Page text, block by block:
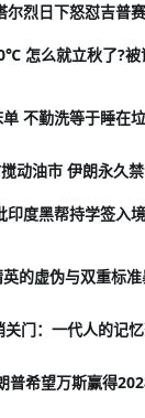
尔烈日下怒怼吉普
怎么就立秋了?被
不勤洗等于睡在
动油市 伊朗永久
印度黑帮持学签入
的虚伪与双重标
门：一代人的记
普希望万斯赢得